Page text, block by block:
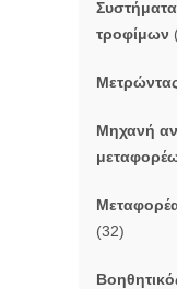
τροφίμων
Μηχανή
(32)